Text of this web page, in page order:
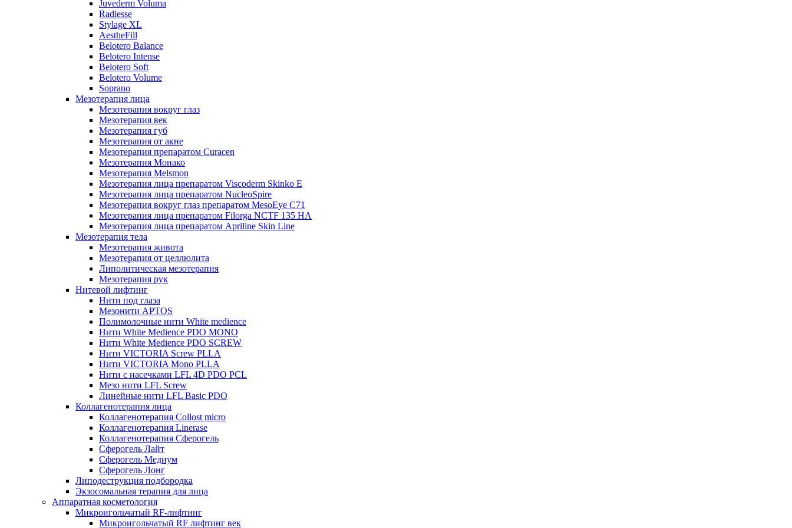
Juvederm Voluma
Radiesse
Stylage XL
AestheFill
Belotero Balance
Belotero Intense
Belotero Soft
Belotero Volume
Soprano
Мезотерапия лица
Мезотерапия вокруг глаз
Мезотерапия век
Мезотерапия губ
Мезотерапия от акне
Мезотерапия препаратом Curacen
Мезотерапия Монако
Мезотерапия Melsmon
Мезотерапия лица препаратом Viscoderm Skinko E
Мезотерапия лица препаратом NucleoSpire
Мезотерапия вокруг глаз препаратом MesoEye С71
Мезотерапия лица препаратом Filorga NCTF 135 HA
Мезотерапия лица препаратом Apriline Skin Line
Мезотерапия тела
Мезотерапия живота
Мезотерапия от целлюлита
Липолитическая мезотерапия
Мезотерапия рук
Нитевой лифтинг
Нити под глаза
Мезонити APTOS
Полимолочные нити White medience
Нити White Medience PDO MONO
Нити White Medience PDO SCREW
Нити VICTORIA Screw PLLA
Нити VICTORIA Mono PLLA
Нити с насечками LFL 4D PDO PCL
Мезо нити LFL Screw
Линейные нити LFL Basic PDO
Коллагенотерапия лица
Коллагенотерапия Collost micro
Коллагенотерапия Linerase
Коллагенотерапия Сферогель
Сферогель Лайт
Сферогель Медиум
Сферогель Лонг
Липодеструкция подбородка
Экзосомальная терапия для лица
Аппаратная косметология
Микроигольчатый RF-лифтинг
Микроигольчатый RF лифтинг век